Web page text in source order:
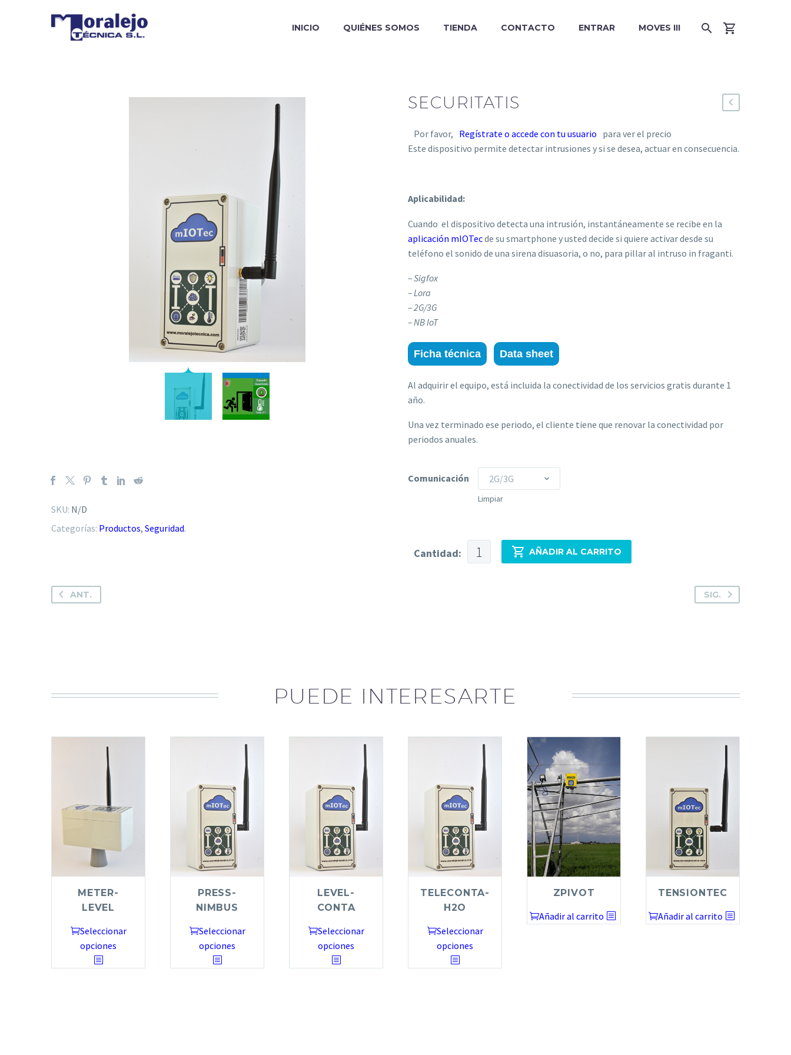
INICIO QUIÉNES SOMOS TIENDA CONTACTO ENTRAR MOVES III
SKU: N/D
Categorías: Productos, Seguridad.
SECURITATIS
Por favor, Regístrate o accede con tu usuario para ver el precio
Este dispositivo permite detectar intrusiones y si se desea, actuar en consecuencia.
Aplicabilidad:
Cuando el dispositivo detecta una intrusión, instantáneamente se recibe en la
aplicación mIOTecde su smartphone y usted decide si quiere activar desde su
teléfono el sonido de una sirena disuasoria, o no, para pillar al intruso in fraganti.
– Sigfox
– Lora
– 2G/3G
– NB IoT
Ficha técnica Data sheet
Al adquirir el equipo, está incluida la conectividad de los servicios gratis durante 1
año.
Una vez terminado ese periodo, el cliente tiene que renovar la conectividad por
periodos anuales.
Comunicación 2G/3G
Limpiar
Cantidad: AÑADIR AL CARRITO
ANT. SIG.
PUEDE INTERESARTE
METER-
LEVEL
Seleccionar
opciones
PRESS-
NIMBUS
Seleccionar
opciones
LEVEL-
CONTA
Seleccionar
opciones
TELECONTA-
H2O
Seleccionar
opciones
ZPIVOT
Añadir al carrito
TENSIONTEC
Añadir al carrito